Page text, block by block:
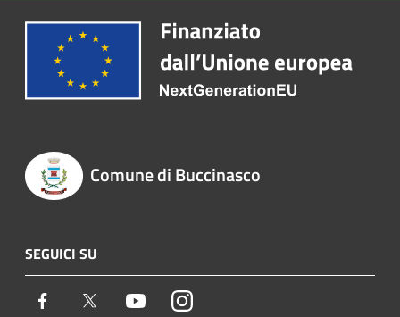
Comune di Buccinasco
SEGUICI SU
Facebook Twitter YoutubeInstagram